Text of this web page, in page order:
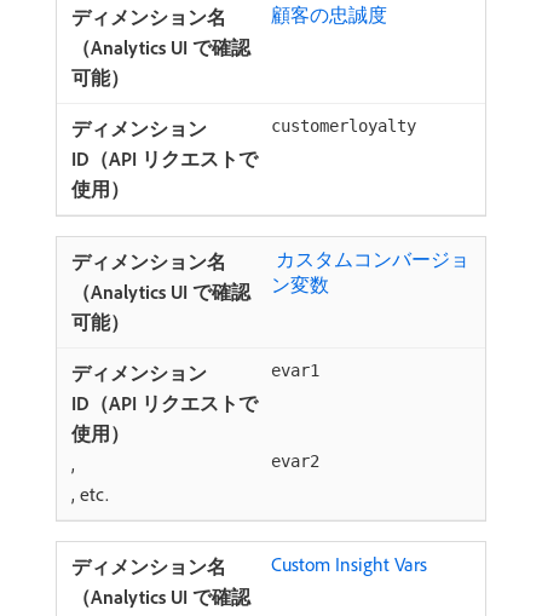
顧客の忠誠度
customerloyalty
​ カスタムコンバージョ
ン変数
evar1
, evar2
, etc.
Custom Insight Vars